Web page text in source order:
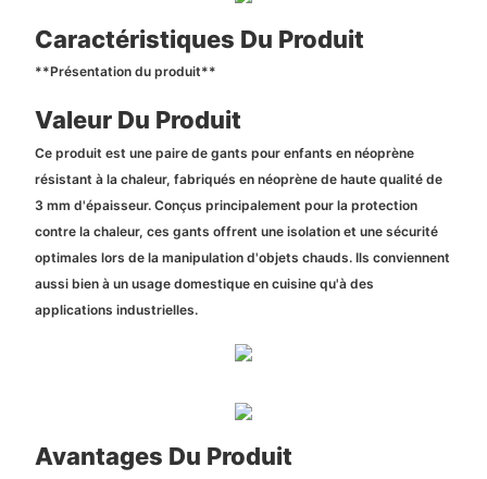
Caractéristiques Du Produit
**Présentation du produit**
Valeur Du Produit
Ce produit est une paire de gants pour enfants en néoprène
résistant à la chaleur, fabriqués en néoprène de haute qualité de
3 mm d'épaisseur. Conçus principalement pour la protection
contre la chaleur, ces gants offrent une isolation et une sécurité
optimales lors de la manipulation d'objets chauds. Ils conviennent
aussi bien à un usage domestique en cuisine qu'à des
applications industrielles.
Avantages Du Produit